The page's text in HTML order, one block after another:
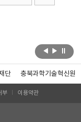
단 충북과학기술혁신원
부 이용약관